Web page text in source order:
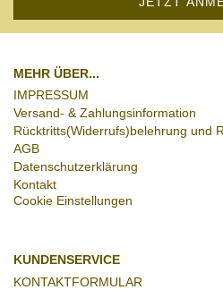
MEHR ÜBER...
IMPRESSUM
Versand- & Zahlungsinformation
Rücktritts(Widerrufs)belehrung und
AGB
Datenschutzerklärung
Kontakt
Cookie Einstellungen
KUNDENSERVICE
KONTAKTFORMULAR